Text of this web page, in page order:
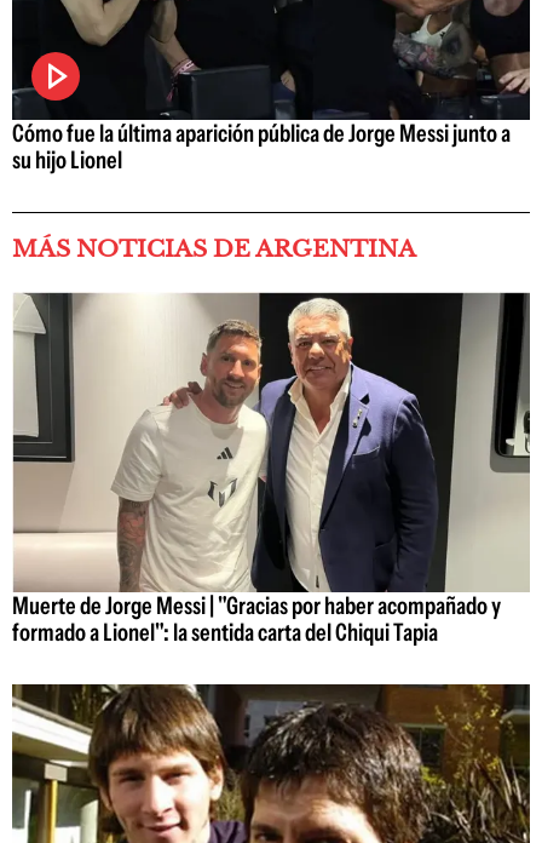
Cómo fue la última aparición pública de Jorge Messi junto a
su hijo Lionel
MÁS NOTICIAS DE ARGENTINA
Muerte de Jorge Messi | "Gracias por haber acompañado y
formado a Lionel": la sentida carta del Chiqui Tapia